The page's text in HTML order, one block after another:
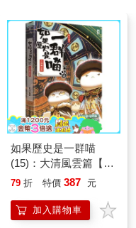
如果歷史是一群喵
(15)：大清風雲篇【萌
貓漫畫學歷史】
79 折 特價 387 元
加入購物車